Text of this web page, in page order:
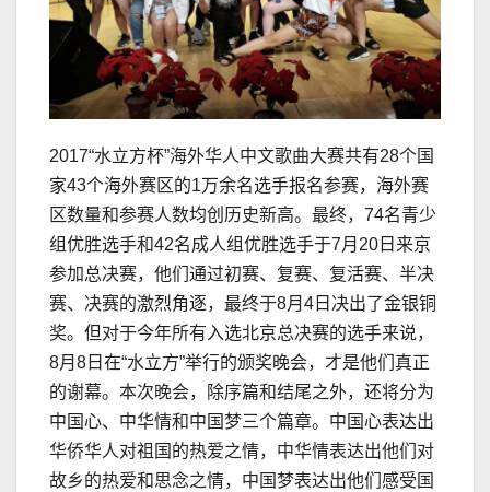
2017“水立方杯”海外华人中文歌曲大赛共有28个国
家43个海外赛区的1万余名选手报名参赛，海外赛
区数量和参赛人数均创历史新高。最终，74名青少
组优胜选手和42名成人组优胜选手于7月20日来京
参加总决赛，他们通过初赛、复赛、复活赛、半决
赛、决赛的激烈角逐，最终于8月4日决出了金银铜
奖。但对于今年所有入选北京总决赛的选手来说，
8月8日在“水立方”举行的颁奖晚会，才是他们真正
的谢幕。本次晚会，除序篇和结尾之外，还将分为
中国心、中华情和中国梦三个篇章。中国心表达出
华侨华人对祖国的热爱之情，中华情表达出他们对
故乡的热爱和思念之情，中国梦表达出他们感受国